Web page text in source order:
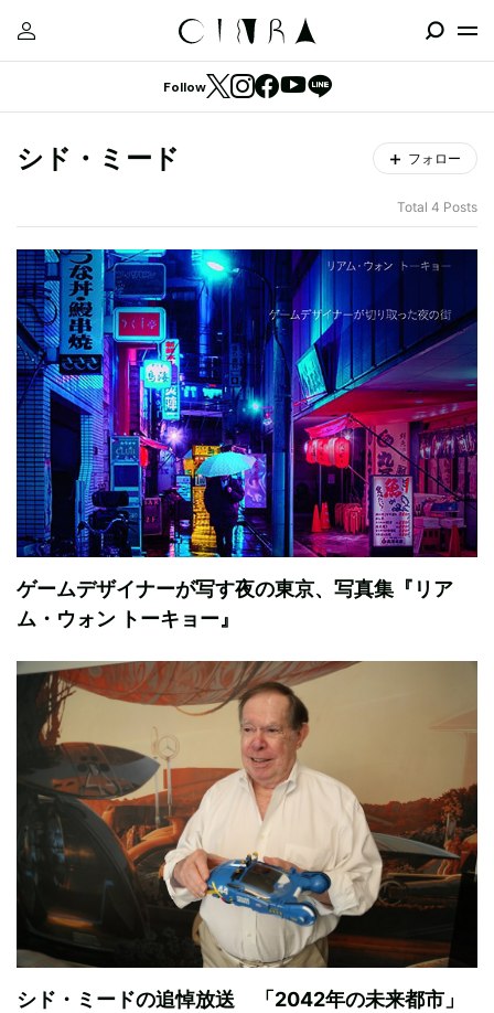
Follow
シド・ミード フォロー
Total 4 Posts
ゲームデザイナーが写す夜の東京、写真集『リア
ム・ウォン トーキョー』
シド・ミードの追悼放送 「2042年の未来都市」